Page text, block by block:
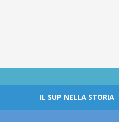
IL SUP NELLA STORIA